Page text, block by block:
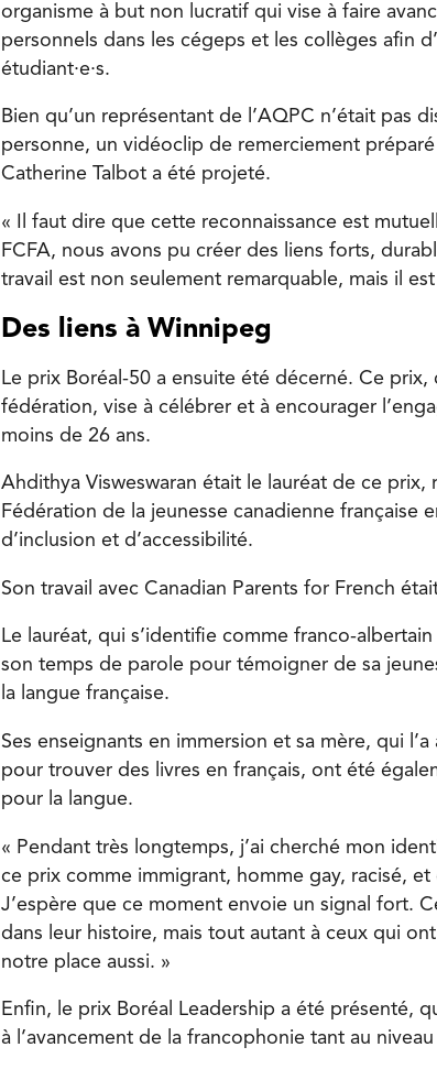
organisme à but non lucratif qui vise à faire
personnels dans les cégeps et les collèges afin
étudiant·e·s.
Bien qu’un représentant de l’AQPC n’était pas
personne, un vidéoclip de remerciement
Catherine Talbot a été projeté.
« Il faut dire que cette reconnaissance est
FCFA, nous avons pu créer des liens forts,
travail est non seulement remarquable, mais il
Des liens à Winnipeg
Le prix Boréal-50 a ensuite été décerné. Ce
fédération, vise à célébrer et à encourager
moins de 26 ans.
Ahdithya Visweswaran était le lauréat de ce prix,
Fédération de la jeunesse canadienne française
d’inclusion et d’accessibilité.
Son travail avec Canadian Parents for French
Le lauréat, qui s’identifie comme franco-
son temps de parole pour témoigner de sa
la langue française.
Ses enseignants en immersion et sa mère, qui
pour trouver des livres en français, ont été
pour la langue.
« Pendant très longtemps, j’ai cherché mon
ce prix comme immigrant, homme gay, racisé,
J’espère que ce moment envoie un signal fort.
dans leur histoire, mais tout autant à ceux qui
notre place aussi. »
Enfin, le prix Boréal Leadership a été présenté,
à l’avancement de la francophonie tant au